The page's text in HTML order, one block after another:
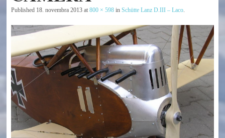
Published 18. novembra 2013at 800 × 598in Schütte Lanz D.III – Laco.